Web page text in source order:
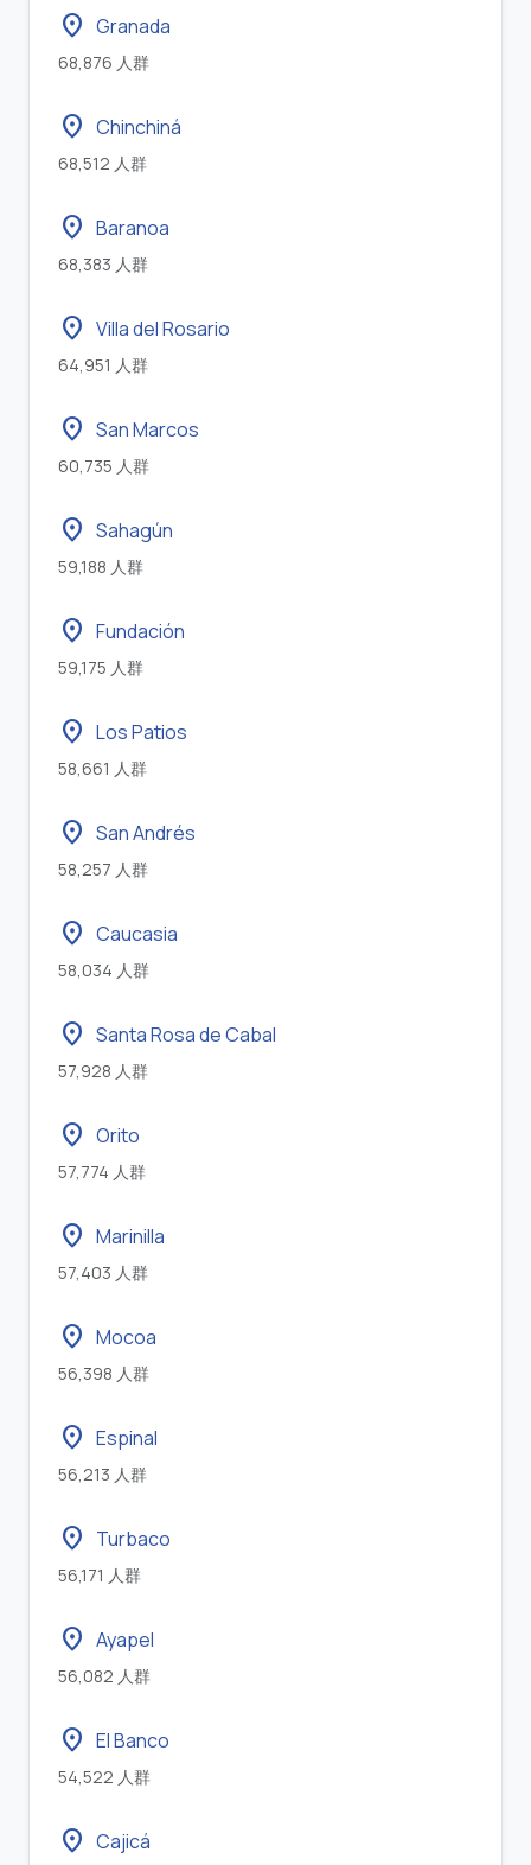
location_on Granada
68,876 人群
location_on Chinchiná
68,512 人群
location_on Baranoa
68,383 人群
location_on Villa del Rosario
64,951 人群
location_on San Marcos
60,735 人群
location_on Sahagún
59,188 人群
location_on Fundación
59,175 人群
location_on Los Patios
58,661 人群
location_on San Andrés
58,257 人群
location_on Caucasia
58,034 人群
location_on Santa Rosa de Cabal
57,928 人群
location_on Orito
57,774 人群
location_on Marinilla
57,403 人群
location_on Mocoa
56,398 人群
location_on Espinal
56,213 人群
location_on Turbaco
56,171 人群
location_on Ayapel
56,082 人群
location_on El Banco
54,522 人群
location_on Cajicá